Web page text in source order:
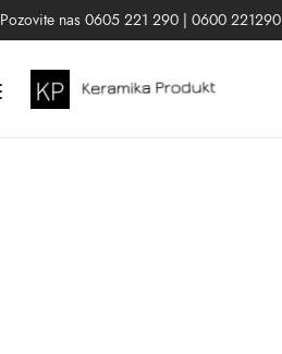
Pozovite nas 0605 221 290 | 0600 221290